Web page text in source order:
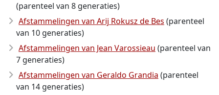
(parenteel van 8 generaties)
Afstammelingen van Arij Rokusz de Bes (parenteel
van 10 generaties)
Afstammelingen van Jean Varossieau (parenteel van
7 generaties)
Afstammelingen van Geraldo Grandia (parenteel
van 14 generaties)